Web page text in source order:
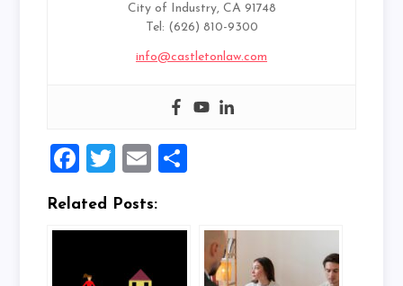
City of Industry, CA 91748
Tel: (626) 810-9300
info@castletonlaw.com
Facebook
TwitterEmail
Related Posts: